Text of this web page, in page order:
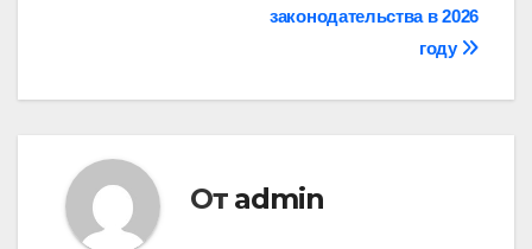
законодательства в 2026
году
От admin